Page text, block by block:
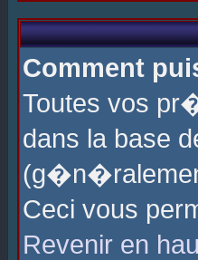
Comment
Toutes vos
dans la base
Ceci vous
Revenir en